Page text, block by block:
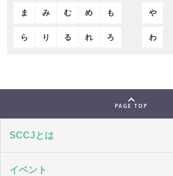
ま み む め も や
ら り る れ ろ わ
PAGE TOP
SCCJとは
イベント